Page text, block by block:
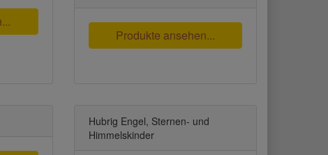
Produkte ansehen...
Hubrig Engel, Sternen- und
Himmelskinder